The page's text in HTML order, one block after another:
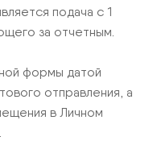
подача с 1
за отчетным.
формы датой
отправления, а
в Личном